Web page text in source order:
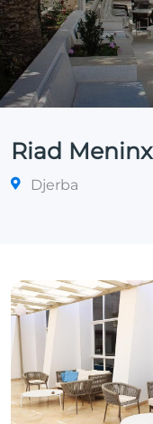
Riad Meninx
Djerba